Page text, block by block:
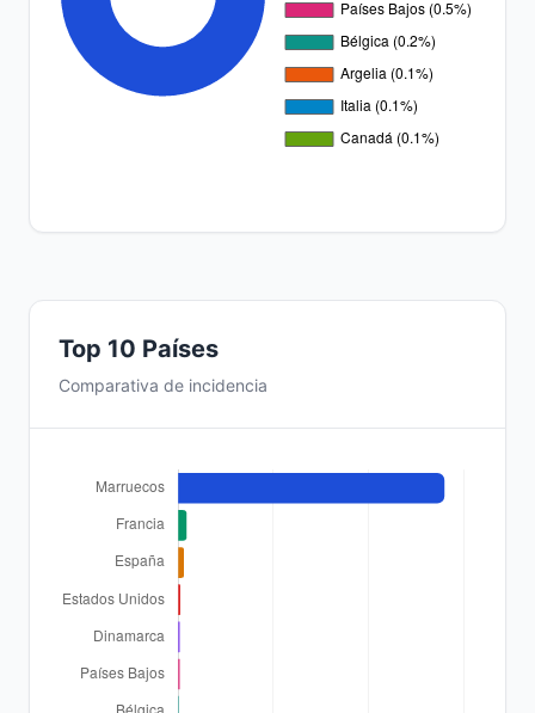
Top 10 Países
Comparativa de incidencia